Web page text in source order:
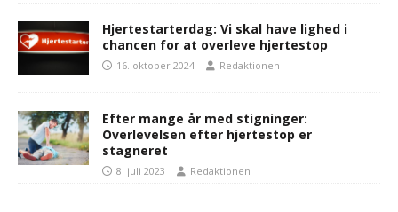
Hjertestarterdag: Vi skal have lighed i
chancen for at overleve hjertestop
16. oktober 2024 Redaktionen
Efter mange år med stigninger:
Overlevelsen efter hjertestop er
stagneret
8. juli 2023 Redaktionen